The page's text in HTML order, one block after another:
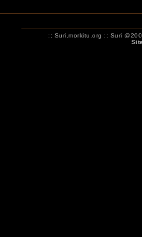
:: Suri.morkitu.org :: Suri